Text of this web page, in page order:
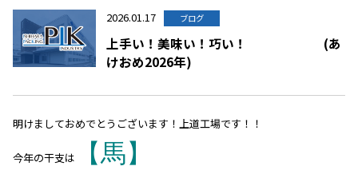
2026.01.17 ブログ
上手い！美味い！巧い！ (あ
けおめ2026年)
明けましておめでとうございます！上道工場です！！
今年の干支は 【馬】